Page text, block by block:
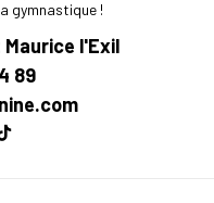
gymnastique !
l'Exil
89